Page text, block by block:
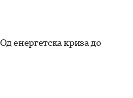
енергетска криза до